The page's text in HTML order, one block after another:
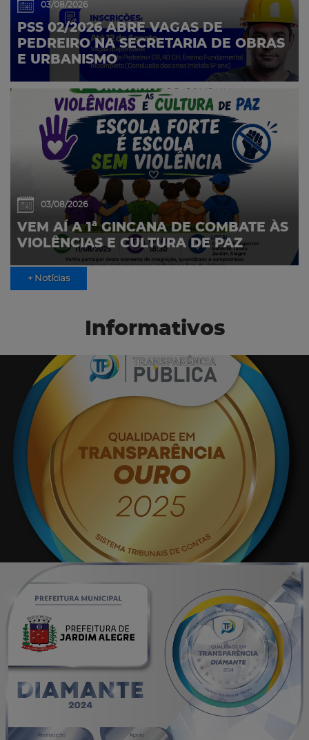
03/08/2026
PSS 02/2026 ABRE VAGAS DE
PEDREIRO NA SECRETARIA DE OBRAS
E URBANISMO
03/08/2026
VEM AÍ A 1ª GINCANA DE COMBATE ÀS
VIOLÊNCIAS E CULTURA DE PAZ
+ Notícias
Informativos